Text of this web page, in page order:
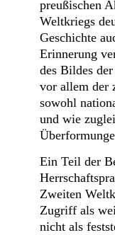
preußischen
Weltkriegs
Geschichte
Erinnerung
des Bildes
vor allem der
sowohl
und wie
Ein Teil der
Zweiten
Zugriff als
nicht als